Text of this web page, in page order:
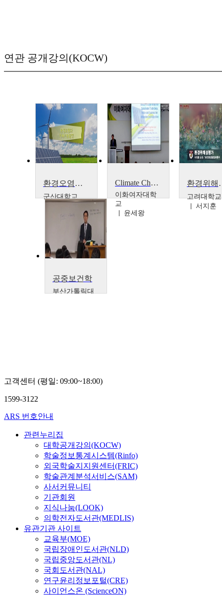
연관 공개강의(KOCW)
환경오염과 지속가능발전
군산대학교
Climate Change Response : Sustainable Technology, Poli and Business for Mitigation and Adaption
이화여자대학
교
윤세왕
환
고려대학교
서지훈
공중보건학
부산가톨릭대
고객센터 (평일: 09:00~18:00)
1599-3122
ARS 번호안내
관련누리집
대학공개강의(KOCW)
학술정보통계시스템(Rinfo)
외국학술지지원센터(FRIC)
학술관계분석서비스(SAM)
사서커뮤니티
기관회원
지식나눔(LOOK)
의학전자도서관(MEDLIS)
유관기관 사이트
교육부(MOE)
국립장애인도서관(NLD)
국립중앙도서관(NL)
국회도서관(NAL)
연구윤리정보포털(CRE)
사이언스온 (ScienceON)